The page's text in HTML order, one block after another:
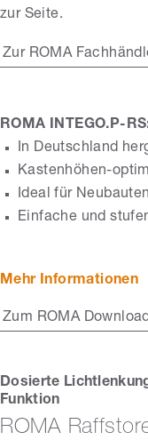
zur Seite.
Zur ROMA
ROMA INTEGO.P-
In Deutschland
Kastenhöhen-
Ideal für
Einfache und
Mehr Informationen
Zum ROMA
Dosierte
Funktion
ROMA